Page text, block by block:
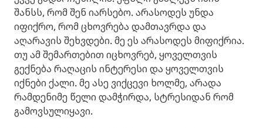
შანსს, რომ შენ იარსებო. არასოდეს უნდა
იფიქრო, რომ ცხოვრება დამთავრდა და
აღარავის შეხვდები. მე ეს არასოდეს მიფიქრია.
თუ ამ შემართებით იცხოვრებ, ყოველთვის
გექნება რაღაცის ინტერესი და ყოველთვის
იქნები ქალი. მე ასე ვიქცევი ხოლმე, არადა
რამდენიმე წელი დამჭირდა, სტრესიდან რომ
გამოვსულიყავი.